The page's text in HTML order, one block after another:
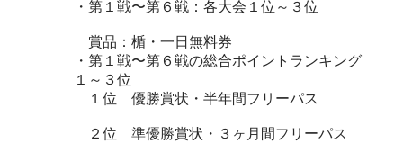
・第１戦〜第６戦：各大会１位～３位
賞品：楯・一日無料券
・第１戦〜第６戦の総合ポイントランキング
１～３位
１位 優勝賞状・半年間フリーパス
２位 準優勝賞状・３ヶ月間フリーパス